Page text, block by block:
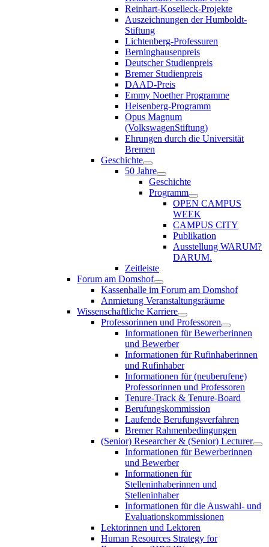
Reinhart-Koselleck-Projekte
Auszeichnungen der Humboldt-
Stiftung
Lichtenberg-Professuren
Berninghausenpreis
Deutscher Studienpreis
Bremer Studienpreis
DAAD-Preis
Emmy Noether Programme
Heisenberg-Programm
Opus Magnum
(VolkswagenStiftung)
Ehrungen durch die Universität
Bremen
Geschichte
50 Jahre
Geschichte
Programm
OPEN CAMPUS
WEEK
CAMPUS CITY
Publikation
Ausstellung WARUM?
DARUM.
Zeitleiste
Forum am Domshof
Kassenhalle im Forum am Domshof
Anmietung Veranstaltungsräume
Wissenschaftliche Karriere
Professorinnen und Professoren
Informationen für Bewerberinnen
und Bewerber
Informationen für Rufinhaberinnen
und Rufinhaber
Informationen für (neuberufene)
Professorinnen und Professoren
Tenure-Track & Tenure-Board
Berufungskommission
Laufende Berufungsverfahren
Bremer Rahmenbedingungen
(Senior) Researcher & (Senior) Lecturer
Informationen für Bewerberinnen
und Bewerber
Informationen für
Stelleninhaberinnen und
Stelleninhaber
Informationen für die Auswahl- und
Evaluationskommissionen
Lektorinnen und Lektoren
Human Resources Strategy for